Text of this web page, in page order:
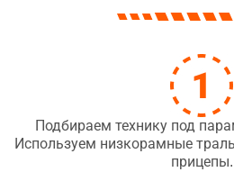
Подбираем технику под
Используем низкорамные
прицепы.